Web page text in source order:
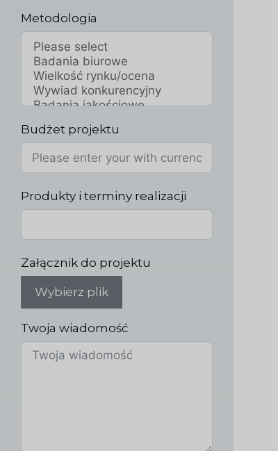
Metodologia
Budżet projektu
Produkty i terminy realizacji
Załącznik do projektu
Wybierz plik
Twoja wiadomość